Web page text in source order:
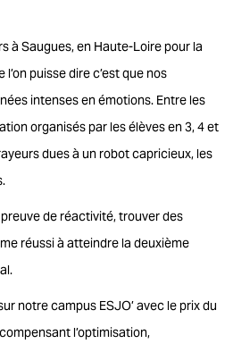
à Saugues, en Haute-Loire pour la
puisse dire c’est que nos
intenses en émotions. Entre les
organisés par les élèves en 3, 4 et
dues à un robot capricieux, les
de réactivité, trouver des
réussi à atteindre la deuxième
notre campus ESJO’ avec le prix du
l’optimisation,